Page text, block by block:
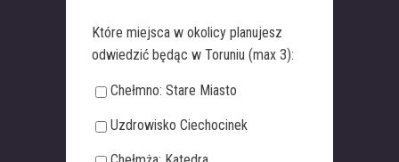
Które miejsca w okolicy planujesz
odwiedzić będąc w Toruniu (max 3):
Chełmno: Stare Miasto
Uzdrowisko Ciechocinek